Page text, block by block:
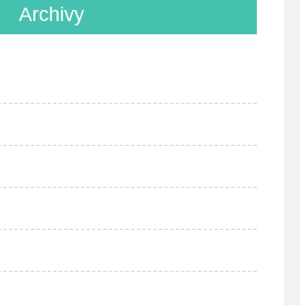
Archivy